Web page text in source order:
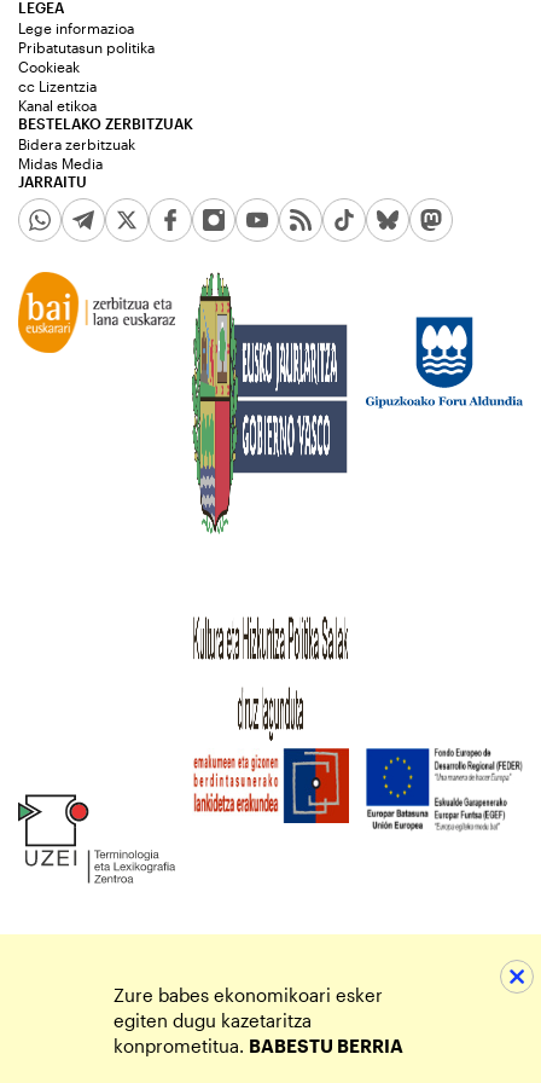
JARRAITU
LEGEA
Lege informazioa
Pribatutasun politika
Cookieak
cc Lizentzia
Kanal etikoa
BESTELAKO ZERBITZUAK
Bidera zerbitzuak
Midas Media
Zure babes ekonomikoari esker
egiten dugu kazetaritza
konprometitua. BABESTU BERRIA